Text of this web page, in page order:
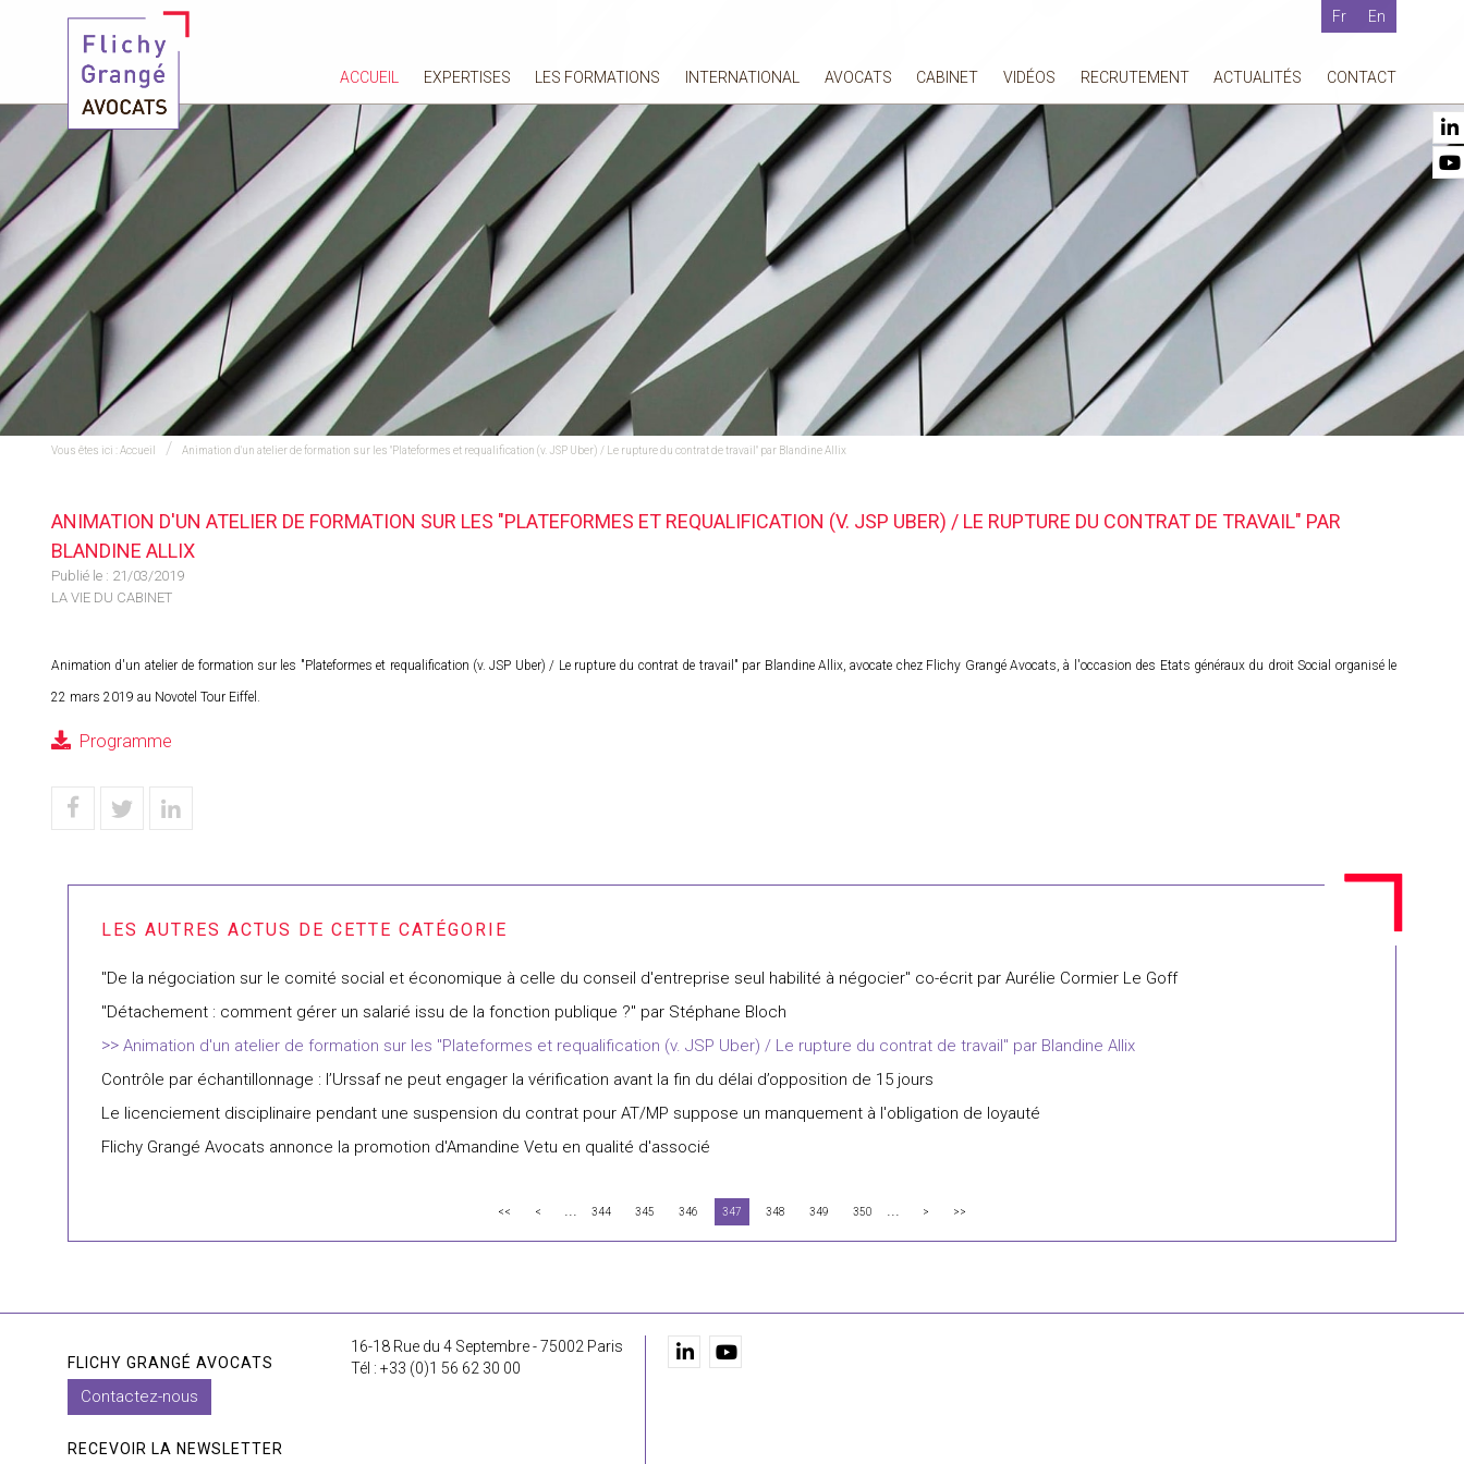
Fr En
ACCUEIL EXPERTISES LES FORMATIONS INTERNATIONAL AVOCATS CABINET VIDÉOS RECRUTEMENT ACTUALITÉS CONTACT
Vous êtes ici :Accueil Animation d'un atelier de formation sur les "Plateformes et requalification (v. JSP Uber) / Le rupture du contrat de travail" par Blandine Allix
ANIMATION D'UN ATELIER DE FORMATION SUR LES "PLATEFORMES ET REQUALIFICATION (V. JSP UBER) / LE RUPTURE DU CONTRAT DE TRAVAIL" PAR
BLANDINE ALLIX
Publié le : 21/03/2019
LA VIE DU CABINET
Animation d'un atelier de formation sur les "Plateformes et requalification (v. JSP Uber) / Le rupture du contrat de travail" par Blandine Allix, avocate chez Flichy Grangé Avocats, à l'occasion des Etats généraux du droit Social organisé le
22 mars 2019 au Novotel Tour Eiffel.
Programme
"De la négociation sur le comité social et économique à celle du conseil d'entreprise seul habilité à négocier" co-écrit par Aurélie Cormier Le Goff
"Détachement : comment gérer un salarié issu de la fonction publique ?" par Stéphane Bloch
Animation d'un atelier de formation sur les "Plateformes et requalification (v. JSP Uber) / Le rupture du contrat de travail" par Blandine Allix
Contrôle par échantillonnage : l’Urssaf ne peut engager la vérification avant la fin du délai d’opposition de 15 jours
Le licenciement disciplinaire pendant une suspension du contrat pour AT/MP suppose un manquement à l'obligation de loyauté
Flichy Grangé Avocats annonce la promotion d'Amandine Vetu en qualité d'associé
<< < ... 344 345 346 347 348 349 350 ... > >>
FLICHY GRANGÉ AVOCATS
16-18 Rue du 4 Septembre - 75002 Paris
Tél : +33 (0)1 56 62 30 00
Contactez-nous
RECEVOIR LA NEWSLETTER